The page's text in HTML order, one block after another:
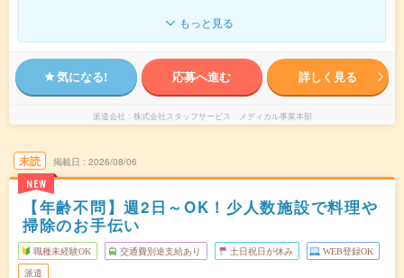
もっと見る
気になる! 応募へ進む 詳しく見る
派遣会社 株式会社スタッフサービス メディカル事業本部
未読
NEW
掲載日 2026/08/06
【年齢不問】週2日～OK！少人数施設で料理や
掃除のお手伝い
職種未経験OK 交通費別途支給あり 土日祝日が休み WEB登録OK
派遣